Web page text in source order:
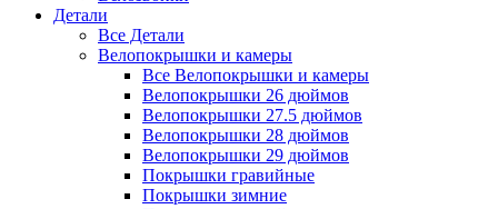
Детали
Все Детали
Велопокрышки и камеры
Все Велопокрышки и камеры
Велопокрышки 26 дюймов
Велопокрышки 27.5 дюймов
Велопокрышки 28 дюймов
Велопокрышки 29 дюймов
Покрышки гравийные
Покрышки зимние